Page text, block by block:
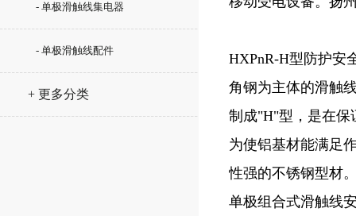
- 单极滑触线集电器
- 单极滑触线配件
+ 更多分类
HXPnR-H型防护安
角钢为主体的滑触
制成"H"型，是在保
为使铝基材能满足
性强的不锈钢型材
单极组合式滑触线